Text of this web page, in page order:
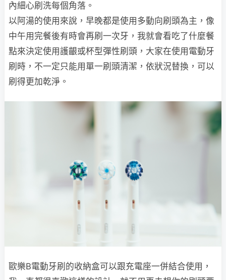
內細心刷洗每個角落。
以阿湯的使用來說，早晚都是使用多動向刷頭為主，像
中午用完餐後有時會再刷一次牙，我就會看吃了什麼餐
點來決定使用護齦或杯型彈性刷頭，大家在使用電動牙
刷時，不一定只能用單一刷頭清潔，依狀況替換，可以
刷得更加乾淨。
歐樂B電動牙刷的收納盒可以跟充電座一併結合使用，